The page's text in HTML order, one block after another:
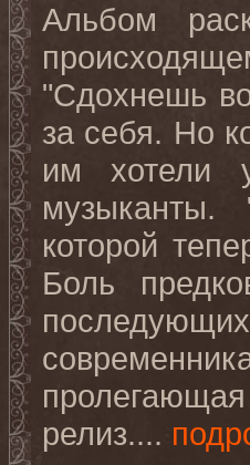
Альбом
"Сдохнешь
за себя. Но
им хотели
музыканты.
которой
Боль
релиз....